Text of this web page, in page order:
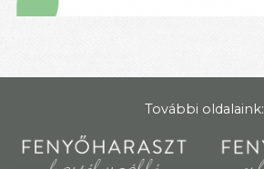
További oldalaink: